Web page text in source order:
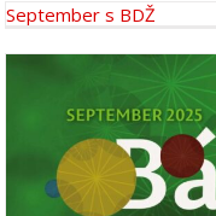
September s BDŽ